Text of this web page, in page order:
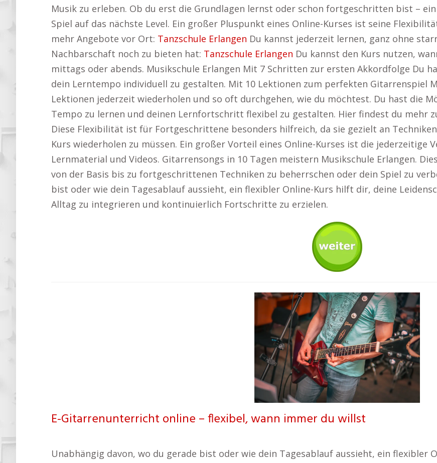
Musik zu erleben. Ob du erst die Grundlagen lernst oder schon fortgeschritten bist –
Spiel auf das nächste Level. Ein großer Pluspunkt eines Online-Kurses ist seine
mehr Angebote vor Ort: Tanzschule Erlangen Du kannst jederzeit lernen, ganz ohne
Nachbarschaft noch zu bieten hat: Tanzschule Erlangen Du kannst den Kurs nutzen,
mittags oder abends. Musikschule Erlangen Mit 7 Schritten zur ersten Akkordfolge Du
dein Lerntempo individuell zu gestalten. Mit 10 Lektionen zum perfekten Gitarrenspiel
Lektionen jederzeit wiederholen und so oft durchgehen, wie du möchtest. Du hast die
Tempo zu lernen und deinen Lernfortschritt flexibel zu gestalten. Hier findest du mehr
Diese Flexibilität ist für Fortgeschrittene besonders hilfreich, da sie gezielt an
Kurs wiederholen zu müssen. Ein großer Vorteil eines Online-Kurses ist die jederzeitige
Lernmaterial und Videos. Gitarrensongs in 10 Tagen meistern Musikschule Erlangen.
von der Basis bis zu fortgeschrittenen Techniken zu beherrschen oder dein Spiel zu
bist oder wie dein Tagesablauf aussieht, ein flexibler Online-Kurs hilft dir, deine
Alltag zu integrieren und kontinuierlich Fortschritte zu erzielen.
E-Gitarrenunterricht online – flexibel, wann immer du willst
Unabhängig davon, wo du gerade bist oder wie dein Tagesablauf aussieht, ein flexibler